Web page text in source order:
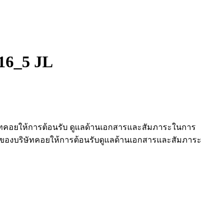
JL
อยให้การต้อนรับ ดูแลด้านเอกสารและสัมภาระในการ
งบริษัทคอยให้การต้อนรับดูแลด้านเอกสารและสัมภาระ